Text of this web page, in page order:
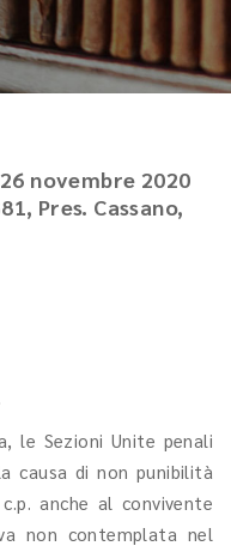
novembre 2020
Pres. Cassano,
le Sezioni Unite penali
causa di non punibilità
anche al convivente
non contemplata nel